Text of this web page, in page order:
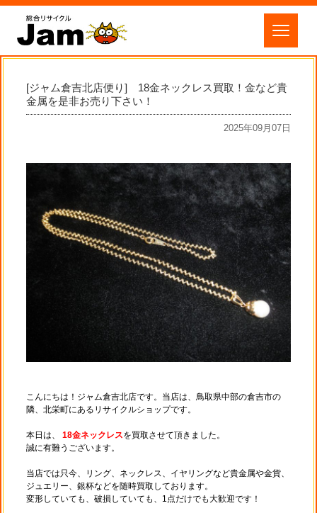
[ジャム倉吉北店便り] 18金ネックレス買取！金など貴
金属を是非お売り下さい！
2025年09月07日
こんにちは！ジャム倉吉北店です。当店は、鳥取県中部の倉吉市の
隣、北栄町にあるリサイクルショップです。
本日は、 18金ネックレスを買取させて頂きました。
誠に有難うございます。
当店では只今、リング、ネックレス、イヤリングなど貴金属や金貨、
ジュエリー、銀杯などを随時買取しております。
変形していても、破損していても、1点だけでも大歓迎です！